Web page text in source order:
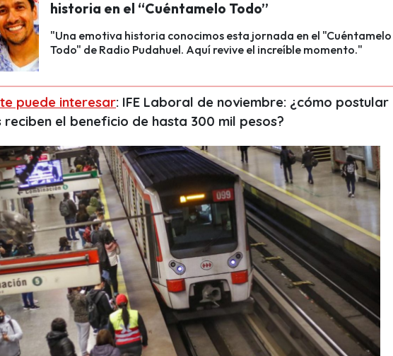
historia en el “Cuéntamelo Todo”
"Una emotiva historia conocimos esta jornada en el "Cuéntamelo
Todo" de Radio Pudahuel. Aquí revive el increíble momento."
puede interesar: IFE Laboral de noviembre: ¿cómo postular
reciben el beneficio de hasta 300 mil pesos?